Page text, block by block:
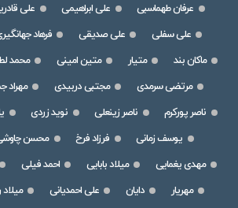
عرفان طهماسبی
علی ابراهیمی علی
علی سفلی
علی صدیقی فرهاد
ماکان بند
متیار متین امینی محمد
مرتضی سرمدی
مجتبی دربیدی مهراد
ناصر پورکرم
ناصر زینعلی نوید زردی
یوسف زمانی
فرزاد فرخ محسن
مهدی یغمایی
میلاد بابایی احمد فیلی
مهریار
دایان علی احمدیانی میلاد